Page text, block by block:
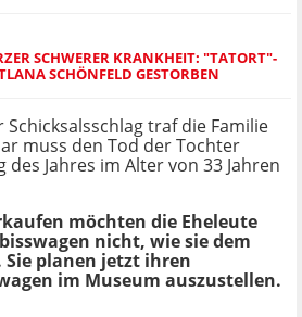
SCHWERER KRANKHEIT: "TATORT"-
SCHÖNFELD GESTORBEN
traf die Familie
muss den Tod der Tochter
Jahres im Alter von 33 Jahren
möchten die Eheleute
nicht, wie sie dem
planen jetzt ihren
im Museum auszustellen.